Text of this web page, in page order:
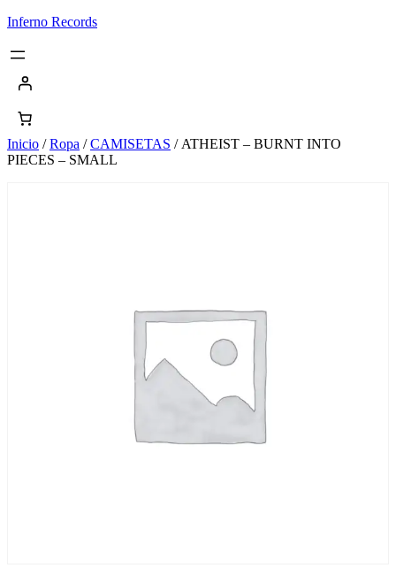
Saltar
contenido
Inferno Records
Inicio /Ropa /CAMISETAS / ATHEIST – BURNT INTO
PIECES – SMALL